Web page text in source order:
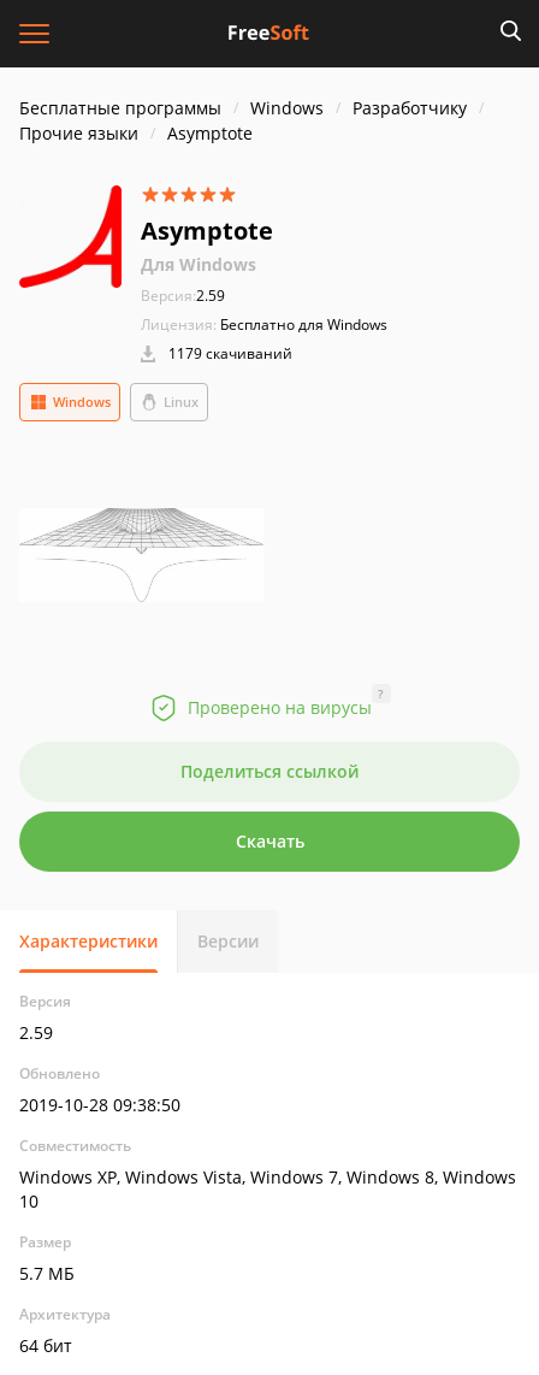
Бесплатные программы Windows
Разработчику
Прочие языки
Asymptote
Asymptote
Для Windows
Версия:2.59
Лицензия: Бесплатно для Windows
1179 скачиваний
Windows Linux
Проверено на вирусы
?
Поделиться ссылкой
Скачать
Характеристики Версии
Версия
2.59
Обновлено
2019-10-28 09:38:50
Совместимость
Windows XP, Windows Vista, Windows 7, Windows 8, Windows
10
Размер
5.7 МБ
Архитектура
64 бит